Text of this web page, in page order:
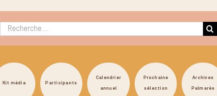
Rechercher :
Kit média Participants
Calendrier
annuel
Prochaine
sélection
Archives
Palmarès